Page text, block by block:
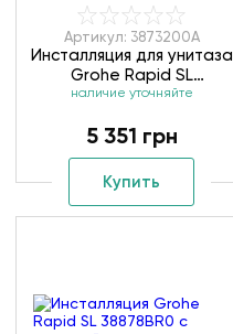
Артикул: 3873200A
Инсталляция для унитаза
Grohe Rapid SL
3873200А (4 в 1)
наличие уточняйте
5 351 грн
Купить